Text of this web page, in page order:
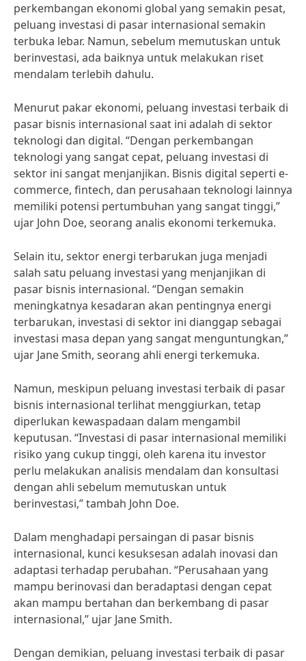
perkembangan ekonomi global yang semakin pesat,
peluang investasi di pasar internasional semakin
terbuka lebar. Namun, sebelum memutuskan untuk
berinvestasi, ada baiknya untuk melakukan riset
mendalam terlebih dahulu.
Menurut pakar ekonomi, peluang investasi terbaik di
pasar bisnis internasional saat ini adalah di sektor
teknologi dan digital. “Dengan perkembangan
teknologi yang sangat cepat, peluang investasi di
sektor ini sangat menjanjikan. Bisnis digital seperti e-
commerce, fintech, dan perusahaan teknologi lainnya
memiliki potensi pertumbuhan yang sangat tinggi,”
ujar John Doe, seorang analis ekonomi terkemuka.
Selain itu, sektor energi terbarukan juga menjadi
salah satu peluang investasi yang menjanjikan di
pasar bisnis internasional. “Dengan semakin
meningkatnya kesadaran akan pentingnya energi
terbarukan, investasi di sektor ini dianggap sebagai
investasi masa depan yang sangat menguntungkan,”
ujar Jane Smith, seorang ahli energi terkemuka.
Namun, meskipun peluang investasi terbaik di pasar
bisnis internasional terlihat menggiurkan, tetap
diperlukan kewaspadaan dalam mengambil
keputusan. “Investasi di pasar internasional memiliki
risiko yang cukup tinggi, oleh karena itu investor
perlu melakukan analisis mendalam dan konsultasi
dengan ahli sebelum memutuskan untuk
berinvestasi,” tambah John Doe.
Dalam menghadapi persaingan di pasar bisnis
internasional, kunci kesuksesan adalah inovasi dan
adaptasi terhadap perubahan. “Perusahaan yang
mampu berinovasi dan beradaptasi dengan cepat
akan mampu bertahan dan berkembang di pasar
internasional,” ujar Jane Smith.
Dengan demikian, peluang investasi terbaik di pasar